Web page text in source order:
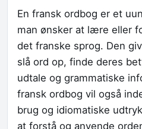
En fransk ordbog er et
man ønsker at lære eller
det franske sprog. Den
slå ord op, finde deres
udtale og grammatiske
fransk ordbog vil også
brug og idiomatiske
at forstå og anvende